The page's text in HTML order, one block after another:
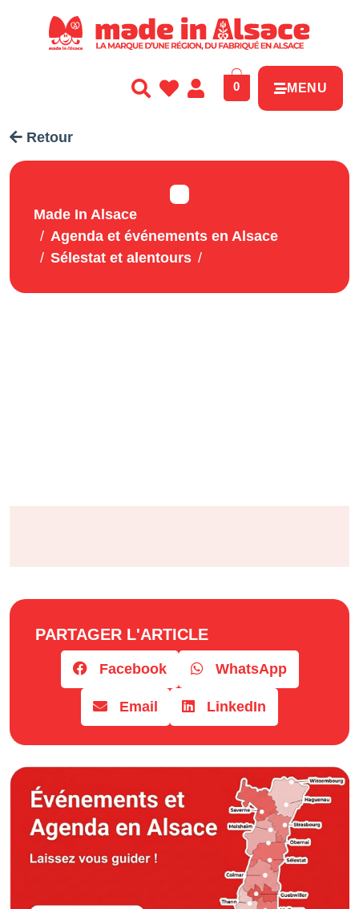
0 MENU
Retour
Made In Alsace
Agenda et événements en Alsace
Sélestat et alentours
PARTAGER L'ARTICLE
Facebook WhatsApp
Email LinkedIn